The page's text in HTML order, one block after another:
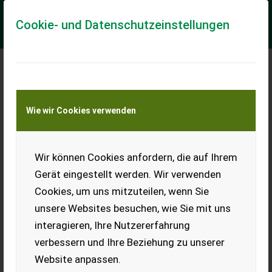
Cookie- und Datenschutzeinstellungen
Wie wir Cookies verwenden
Wir können Cookies anfordern, die auf Ihrem
Gerät eingestellt werden. Wir verwenden
Cookies, um uns mitzuteilen, wenn Sie
unsere Websites besuchen, wie Sie mit uns
interagieren, Ihre Nutzererfahrung
verbessern und Ihre Beziehung zu unserer
Website anpassen.
Meine Transportkostenanfrage
Transport von Land- und Baumaschinen –
KEINE Tiertransporte
Schrotmühle
Schrotmühle mit Mischer
und Absaugung.
EUR 0